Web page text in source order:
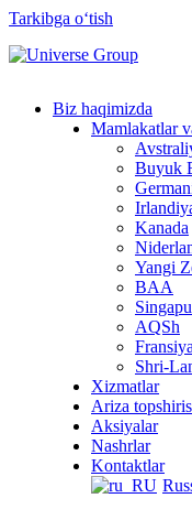
Tarkibga oʻtish
Biz haqimizda
Mamlakatlar
Buyuk
Kanada
Yangi
BAA
AQSh
Fransiya
Shri-
Xizmatlar
Ariza
Aksiyalar
Nashrlar
Kontaktlar